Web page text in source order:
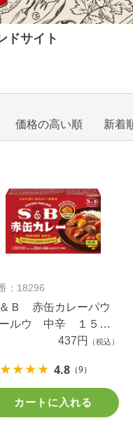
ドサイト
価格の高い順 新着
：18296
Ｂ 赤缶カレーパウ
ルウ 中辛 １５２
437円 （税込）
4.8 （9）
カートに入れる